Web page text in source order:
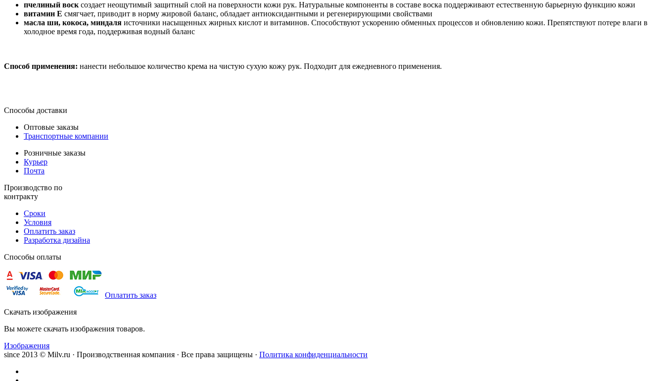
пчелиный воск создает неощутимый защитный слой на поверхности кожи рук. Натуральные компоненты в составе воска поддерживают естественную барьерную функцию кожи
витамин Е смягчает, приводит в норму жировой баланс, обладает антиоксидантными и регенерирующими свойствами
масла ши, кокоса, миндаля источники насыщенных жирных кислот и витаминов. Способствуют ускорению обменных процессов и обновлению кожи. Препятствуют потере влаги в
холодное время года, поддерживая водный баланс
Способ применения: нанести небольшое количество крема на чистую сухую кожу рук. Подходит для ежедневного применения.
Способы доставки
Оптовые заказы
Транспортные компании
Розничные заказы
Курьер
Почта
Производство по
контракту
Сроки
Условия
Оплатить заказ
Разработка дизайна
Способы оплаты
Оплатить заказ
Скачать изображения
Вы можете скачать изображения товаров.
Изображения
since 2013 © Milv.ru · Производственная компания · Все права защищены · Политика конфиденциальности